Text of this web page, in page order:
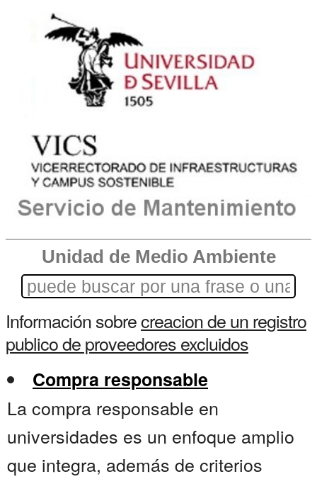
Unidad de Medio Ambiente
Información sobrecreacion de un registro
publico de proveedores excluidos
Compra responsable
La compra responsable en
universidades es un enfoque amplio
que integra, además de criterios